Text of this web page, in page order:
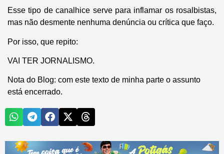
Esse tipo de canalhice serve para inflamar os rosalbistas,
mas não desmente nenhuma denúncia ou crítica que faço.
Por isso, que repito:
VAI TER JORNALISMO.
Nota do Blog: com este texto de minha parte o assunto
está encerrado.